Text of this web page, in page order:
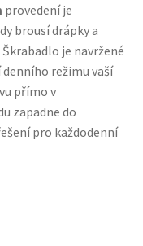
nordickou kvalitou
provedení je
brousí drápky a
je navržené
režimu vaší
přímo v
zapadne do
pro každodenní